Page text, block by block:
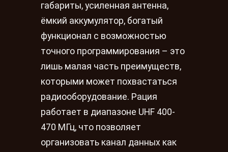
габариты, усиленная антенна,
ёмкий аккумулятор, богатый
функционал с возможностью
точного программирования – это
лишь малая часть преимуществ,
которыми может похвастаться
радиооборудование. Рация
работает в диапазоне UHF 400-
470 МГц, что позволяет
организовать канал данных как